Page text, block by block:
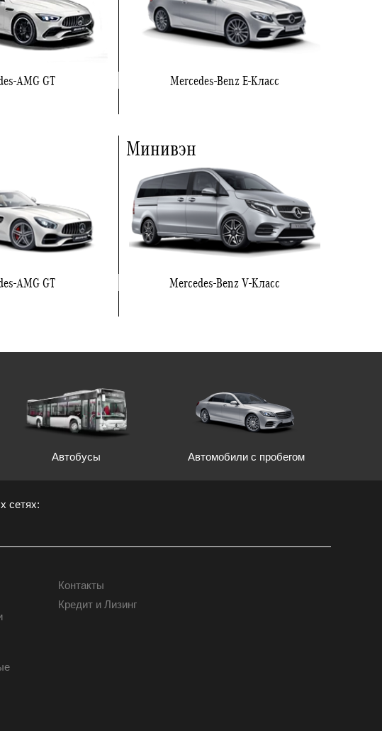
AMG GT Mercedes-Benz E-Класс
AMG GT
Минивэн
Mercedes-Benz V-Класс
Автобусы Автомобили с пробегом
сетях:
КОНТАКТЫ
Контакты
Кредит и Лизинг